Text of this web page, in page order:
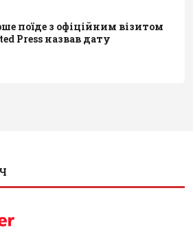
поїде з офіційним візитом
Press назвав дату